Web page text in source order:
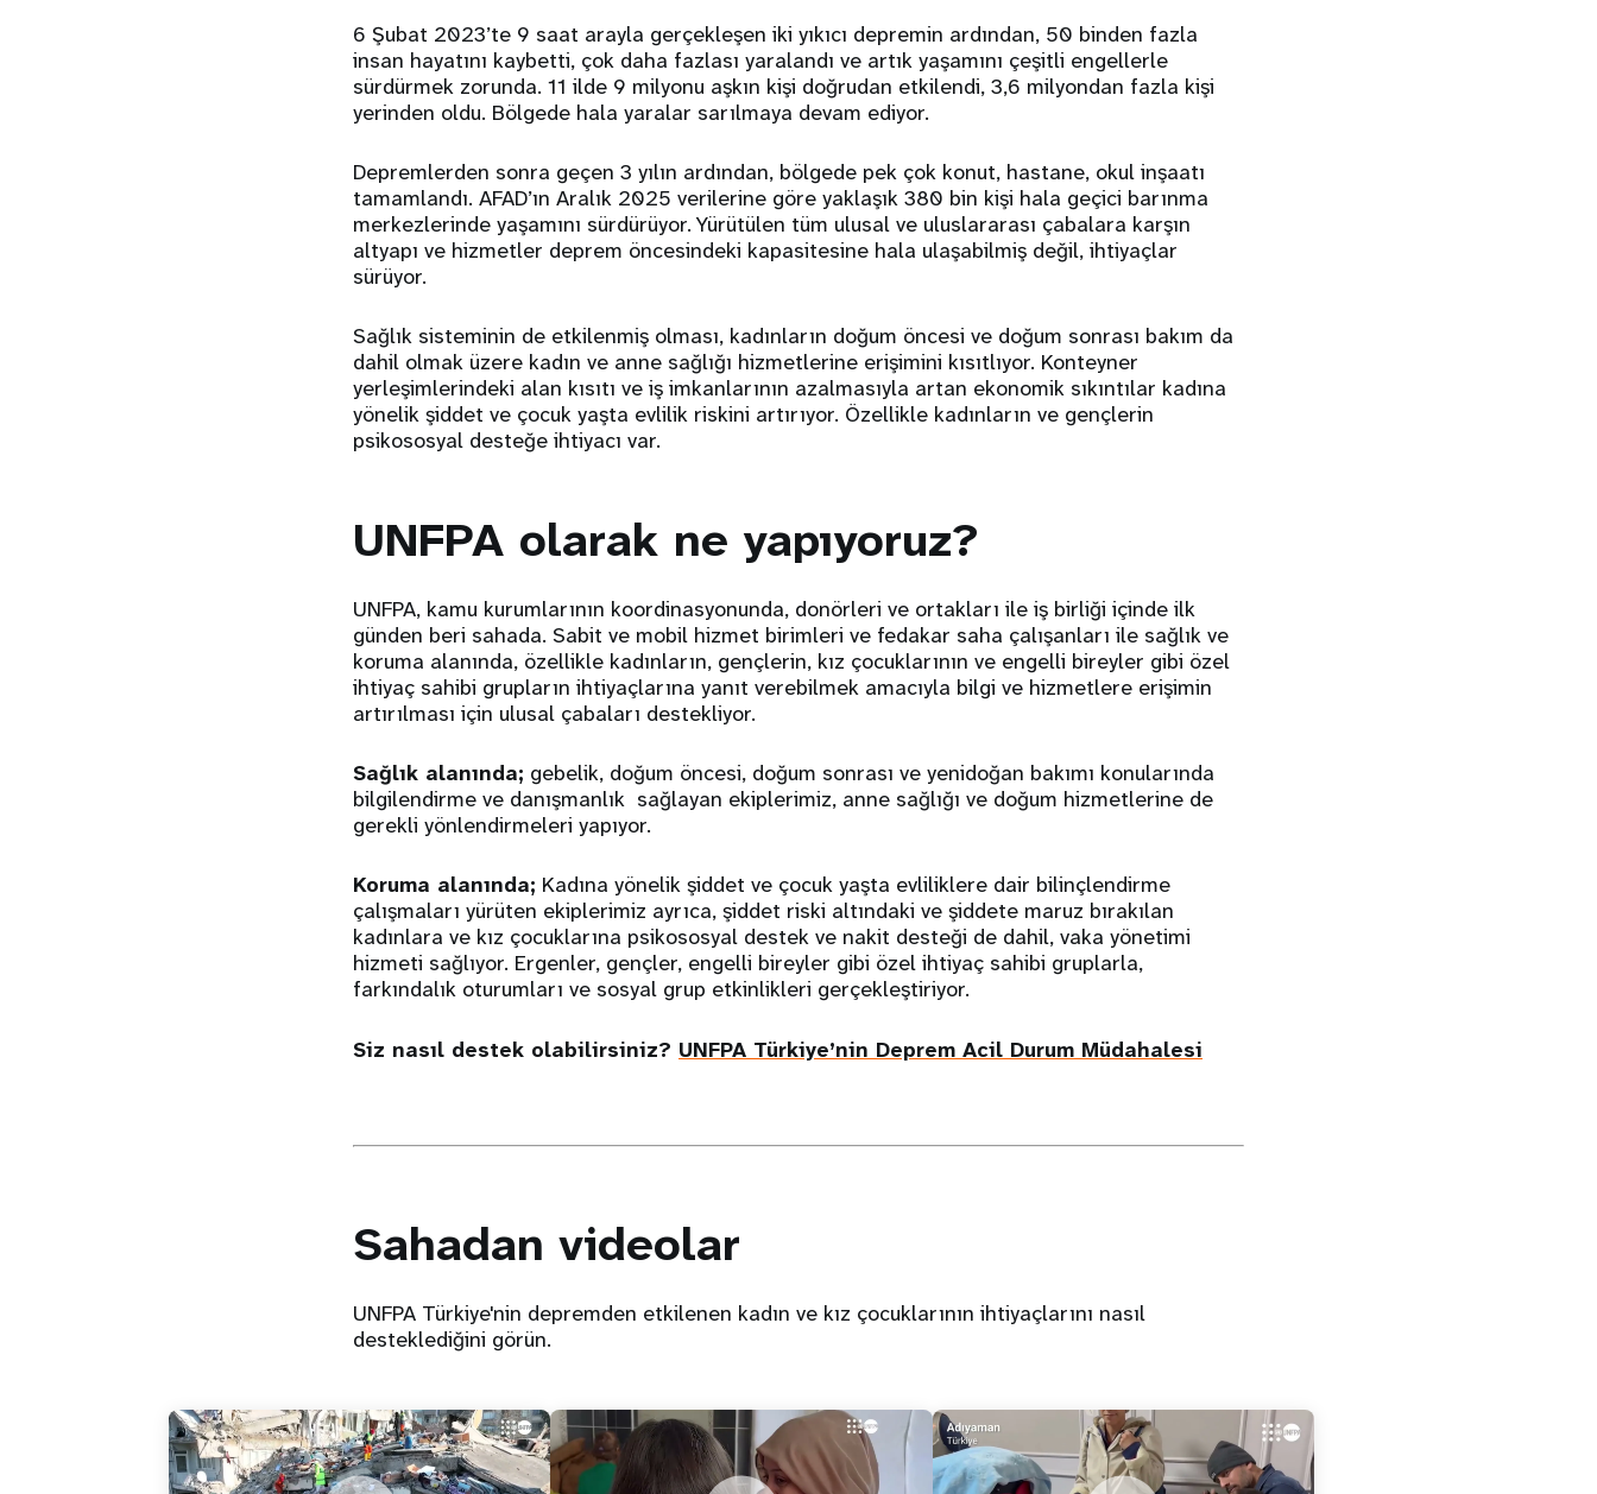
6 Şubat 2023’te 9 saat arayla gerçekleşen iki yıkıcı depremin ardından, 50 binden fazla
insan hayatını kaybetti, çok daha fazlası yaralandı ve artık yaşamını çeşitli engellerle
sürdürmek zorunda. 11 ilde 9 milyonu aşkın kişi doğrudan etkilendi, 3,6 milyondan fazla kişi
yerinden oldu. Bölgede hala yaralar sarılmaya devam ediyor.
Depremlerden sonra geçen 3 yılın ardından, bölgede pek çok konut, hastane, okul inşaatı
tamamlandı. AFAD’ın Aralık 2025 verilerine göre yaklaşık 380 bin kişi hala geçici barınma
merkezlerinde yaşamını sürdürüyor. Yürütülen tüm ulusal ve uluslararası çabalara karşın
altyapı ve hizmetler deprem öncesindeki kapasitesine hala ulaşabilmiş değil, ihtiyaçlar
sürüyor.
Sağlık sisteminin de etkilenmiş olması, kadınların doğum öncesi ve doğum sonrası bakım da
dahil olmak üzere kadın ve anne sağlığı hizmetlerine erişimini kısıtlıyor. Konteyner
yerleşimlerindeki alan kısıtı ve iş imkanlarının azalmasıyla artan ekonomik sıkıntılar kadına
yönelik şiddet ve çocuk yaşta evlilik riskini artırıyor. Özellikle kadınların ve gençlerin
psikososyal desteğe ihtiyacı var.
UNFPA olarak ne yapıyoruz?
UNFPA, kamu kurumlarının koordinasyonunda, donörleri ve ortakları ile iş birliği içinde ilk
günden beri sahada. Sabit ve mobil hizmet birimleri ve fedakar saha çalışanları ile sağlık ve
koruma alanında, özellikle kadınların, gençlerin, kız çocuklarının ve engelli bireyler gibi özel
ihtiyaç sahibi grupların ihtiyaçlarına yanıt verebilmek amacıyla bilgi ve hizmetlere erişimin
artırılması için ulusal çabaları destekliyor.
Sağlık alanında; gebelik, doğum öncesi, doğum sonrası ve yenidoğan bakımı konularında
bilgilendirme ve danışmanlık sağlayan ekiplerimiz, anne sağlığı ve doğum hizmetlerine de
gerekli yönlendirmeleri yapıyor.
Koruma alanında; Kadına yönelik şiddet ve çocuk yaşta evliliklere dair bilinçlendirme
çalışmaları yürüten ekiplerimiz ayrıca, şiddet riski altındaki ve şiddete maruz bırakılan
kadınlara ve kız çocuklarına psikososyal destek ve nakit desteği de dahil, vaka yönetimi
hizmeti sağlıyor. Ergenler, gençler, engelli bireyler gibi özel ihtiyaç sahibi gruplarla,
farkındalık oturumları ve sosyal grup etkinlikleri gerçekleştiriyor.
Siz nasıl destek olabilirsiniz? UNFPA Türkiye’nin Deprem Acil Durum Müdahalesi
Sahadan videolar
UNFPA Türkiye'nin depremden etkilenen kadın ve kız çocuklarının ihtiyaçlarını nasıl
desteklediğini görün.